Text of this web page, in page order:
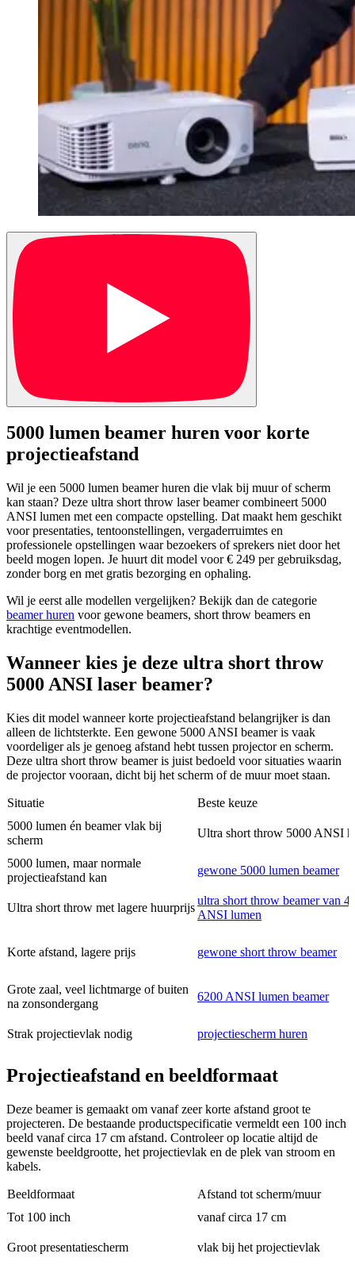
5000 lumen beamer huren voor korte
projectieafstand
Wil je een 5000 lumen beamer huren die vlak bij muur of scherm
kan staan? Deze ultra short throw laser beamer combineert 5000
ANSI lumen met een compacte opstelling. Dat maakt hem geschikt
voor presentaties, tentoonstellingen, vergaderruimtes en
professionele opstellingen waar bezoekers of sprekers niet door het
beeld mogen lopen. Je huurt dit model voor € 249 per gebruiksdag,
zonder borg en met gratis bezorging en ophaling.
Wil je eerst alle modellen vergelijken? Bekijk dan de categorie
beamer huren voor gewone beamers, short throw beamers en
krachtige eventmodellen.
Wanneer kies je deze ultra short throw
5000 ANSI laser beamer?
Kies dit model wanneer korte projectieafstand belangrijker is dan
alleen de lichtsterkte. Een gewone 5000 ANSI beamer is vaak
voordeliger als je genoeg afstand hebt tussen projector en scherm.
Deze ultra short throw beamer is juist bedoeld voor situaties waarin
de projector vooraan, dicht bij het scherm of de muur moet staan.
Situatie
Beste keuze
5000 lumen én beamer vlak bij
scherm
Ultra short throw 5000 ANSI
5000 lumen, maar normale
projectieafstand kan
gewone 5000 lumen beamer
Ultra short throw met lagere huurprijs
ultra short throw beamer van
ANSI lumen
Korte afstand, lagere prijs gewone short throw beamer
Grote zaal, veel lichtmarge of buiten
na zonsondergang
6200 ANSI lumen beamer
Strak projectievlak nodig projectiescherm huren
Projectieafstand en beeldformaat
Deze beamer is gemaakt om vanaf zeer korte afstand groot te
projecteren. De bestaande productspecificatie vermeldt een 100 inch
beeld vanaf circa 17 cm afstand. Controleer op locatie altijd de
gewenste beeldgrootte, het projectievlak en de plek van stroom en
kabels.
Beeldformaat
Afstand tot scherm/muur
Tot 100 inch
vanaf circa 17 cm
Groot presentatiescherm vlak bij het projectievlak